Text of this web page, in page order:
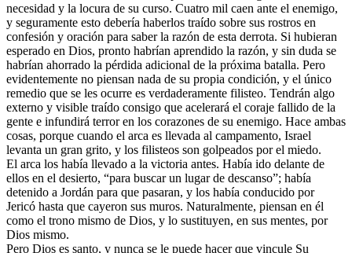
necesidad y la locura de su curso. Cuatro mil caen ante el enemigo,
y seguramente esto debería haberlos traído sobre sus rostros en
confesión y oración para saber la razón de esta derrota. Si hubieran
esperado en Dios, pronto habrían aprendido la razón, y sin duda se
habrían ahorrado la pérdida adicional de la próxima batalla. Pero
evidentemente no piensan nada de su propia condición, y el único
remedio que se les ocurre es verdaderamente filisteo. Tendrán algo
externo y visible traído consigo que acelerará el coraje fallido de la
gente e infundirá terror en los corazones de su enemigo. Hace ambas
cosas, porque cuando el arca es llevada al campamento, Israel
levanta un gran grito, y los filisteos son golpeados por el miedo.
El arca los había llevado a la victoria antes. Había ido delante de
ellos en el desierto, “para buscar un lugar de descanso”; había
detenido a Jordán para que pasaran, y los había conducido por
Jericó hasta que cayeron sus muros. Naturalmente, piensan en él
como el trono mismo de Dios, y lo sustituyen, en sus mentes, por
Dios mismo.
Pero Dios es santo, y nunca se le puede hacer que vincule Su